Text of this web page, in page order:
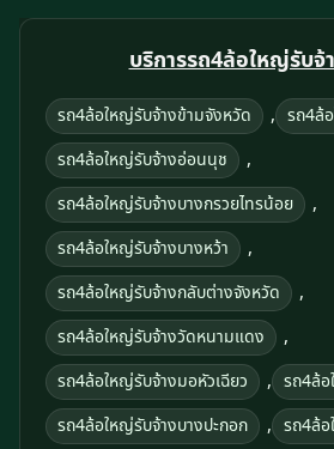
บริการรถ4ล้อใหญ่รับจ้
รถ4ล้อใหญ่รับจ้างข้ามจังหวัด , รถ4ล้
รถ4ล้อใหญ่รับจ้างอ่อนนุช ,
รถ4ล้อใหญ่รับจ้างบางกรวยไทรน้อย ,
รถ4ล้อใหญ่รับจ้างบางหว้า ,
รถ4ล้อใหญ่รับจ้างกลับต่างจังหวัด ,
รถ4ล้อใหญ่รับจ้างวัดหนามแดง ,
รถ4ล้อใหญ่รับจ้างมอหัวเฉียว , รถ4ล้
รถ4ล้อใหญ่รับจ้างบางปะกอก , รถ4ล้